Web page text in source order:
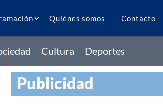
Quiénes somos Contacto
Cultura Deportes
Publicidad